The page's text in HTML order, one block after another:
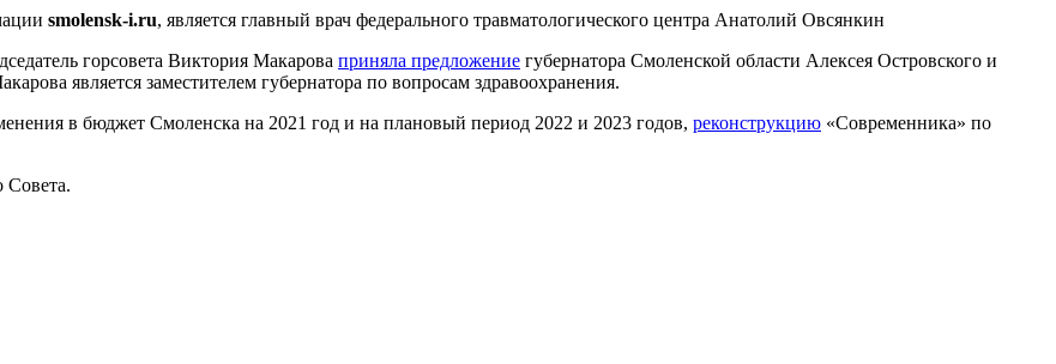
smolensk-i.ru, является главный врач федерального травматологического центра Анатолий Овсянкин
горсовета Виктория Макарова приняла предложение губернатора Смоленской области Алексея Островского и
является заместителем губернатора по вопросам здравоохранения.
в бюджет Смоленска на 2021 год и на плановый период 2022 и 2023 годов, реконструкцию «Современника» по
Совета.